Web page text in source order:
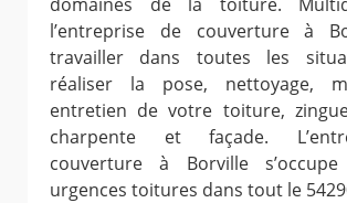
l’entreprise de couverture à
travailler dans toutes les
réaliser la pose, nettoyage,
entretien de votre toiture,
charpente et façade.
couverture à Borville
urgences toitures dans tout le